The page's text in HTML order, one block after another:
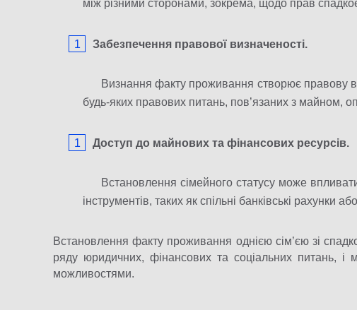
між різними сторонами, зокрема, щодо прав
Забезпечення правової визначеності.
Визнання факту проживання створює правову
будь-яких правових питань, пов’язаних з майном,
Доступ до майнових та фінансових ресурсів.
Встановлення сімейного статусу може
інструментів, таких як спільні банківські рахунки
Встановлення факту проживання однією сім’єю зі
ряду юридичних, фінансових та соціальних питань,
можливостями.